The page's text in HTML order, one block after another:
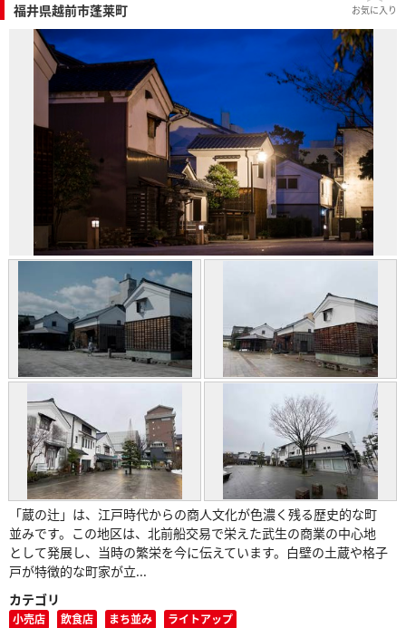
福井県越前市蓬莱町
「蔵の辻」は、江戸時代からの商人文化が色濃く残る歴史的な町
並みです。この地区は、北前船交易で栄えた武生の商業の中心地
として発展し、当時の繁栄を今に伝えています。白壁の土蔵や格子
戸が特徴的な町家が立...
カテゴリ
小売店 飲食店 まち並み ライトアップ
お気に入り